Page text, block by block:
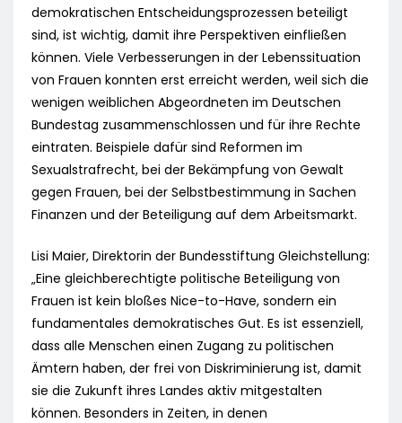
demokratischen Entscheidungsprozessen beteiligt
sind, ist wichtig, damit ihre Perspektiven einfließen
können. Viele Verbesserungen in der Lebenssituation
von Frauen konnten erst erreicht werden, weil sich die
wenigen weiblichen Abgeordneten im Deutschen
Bundestag zusammenschlossen und für ihre Rechte
eintraten. Beispiele dafür sind Reformen im
Sexualstrafrecht, bei der Bekämpfung von Gewalt
gegen Frauen, bei der Selbstbestimmung in Sachen
Finanzen und der Beteiligung auf dem Arbeitsmarkt.
Lisi Maier, Direktorin der Bundesstiftung Gleichstellung:
„Eine gleichberechtigte politische Beteiligung von
Frauen ist kein bloßes Nice-to-Have, sondern ein
fundamentales demokratisches Gut. Es ist essenziell,
dass alle Menschen einen Zugang zu politischen
Ämtern haben, der frei von Diskriminierung ist, damit
sie die Zukunft ihres Landes aktiv mitgestalten
können. Besonders in Zeiten, in denen